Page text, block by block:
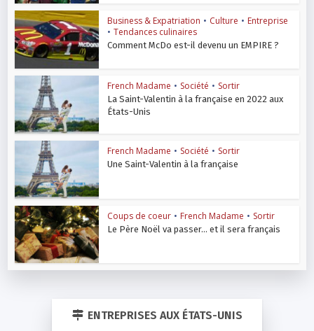
Business & Expatriation • Culture • Entreprise
• Tendances culinaires
Comment McDo est-il devenu un EMPIRE ?
French Madame • Société • Sortir
La Saint-Valentin à la française en 2022 aux
États-Unis
French Madame • Société • Sortir
Une Saint-Valentin à la française
Coups de coeur • French Madame • Sortir
Le Père Noël va passer… et il sera français
ENTREPRISES AUX ÉTATS-UNIS